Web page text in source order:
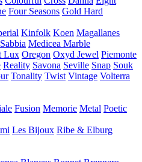
Four Seasons Gold Hard
Kinfolk Koen Magallanes
Medicea Marble
Lux Oregon Oxyd Jewel Piemonte
Reality Savona Seville Snap Souk
Tonality Twist Vintage Volterra
Fusion Memorie Metal Poetic
Les Bijoux Ribe & Elburg